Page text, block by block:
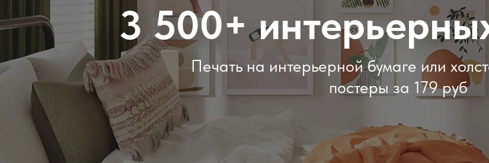
3 500+
Печать на интерьерной бумаге или
постеры за 179 руб